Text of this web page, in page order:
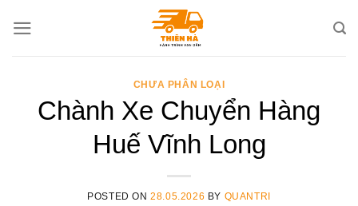
CHƯA PHÂN LOẠI
Chành Xe Chuyển Hàng
Huế Vĩnh Long
POSTED ON28.05.2026 BY QUANTRI